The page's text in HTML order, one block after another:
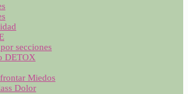
secciones
DETOX
Miedos
Dolor